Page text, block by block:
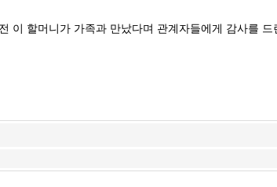
이 할머니가 가족과 만났다며 관계자들에게 감사를 드